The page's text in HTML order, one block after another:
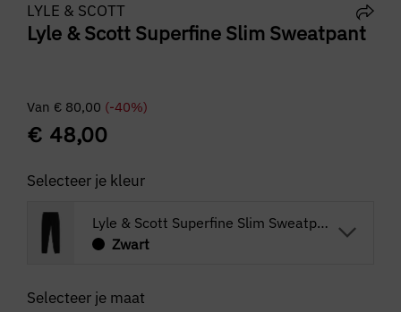
LYLE & SCOTT
Lyle & Scott Superfine Slim Sweatpant
Van € 80,00 (-40%)
€ 48,00
Selecteer je kleur
Lyle & Scott Superfine Slim Sweatpant
Zwart